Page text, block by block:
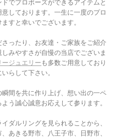
でプロポーズができるアイテムと
意しております。一生に一度のプロ
すと幸いでございます。
ったり、お友達・ご家族をご紹介
みやすさが自慢の当店でございま
ジュエリーも多数ご用意しており
らして下さい。
間を共に作り上げ、想い出の一ペ
う誠心誠意お応えして参ります。
ダルリングを見られることから、
あきる野市、八王子市、日野市、